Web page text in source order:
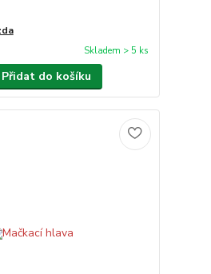
Skladem > 5 ks
Přidat do košíku